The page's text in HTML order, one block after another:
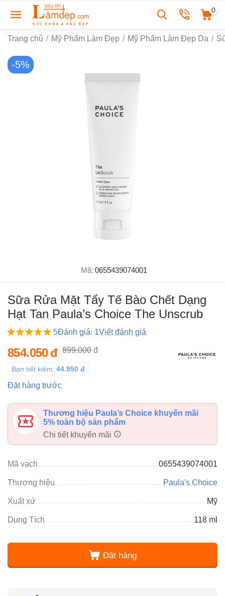
0
Trang chủ / Mỹ Phẩm Làm Đẹp / Mỹ Phẩm Làm Đẹp Da /
-5%
Mã: 0655439074001
Sữa Rửa Mặt Tẩy Tế Bào Chết Dạng
Hạt Tan Paula’s Choice The Unscrub
5Đánh giá: 1Viết đánh giá
854.050đ 899.000 đ
Bạn tiết kiệm: 44.950 đ
Đặt hàng trước
Thương hiệu Paula’s Choice khuyến mãi
5% toàn bộ sản phẩm
Chi tiết khuyến mãi
Mã vạch 0655439074001
Thương hiệu Paula's Choice
Xuất xứ Mỹ
Dung Tích 118 ml
Đặt hàng